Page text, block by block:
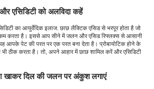
एसिडिटी को अलविदा कहें
का आयुर्वेदिक इलाज. छाछ लैक्टिक एसिड से भरपूर होता है जो
करता है। इससे आप सीने में जलन और एसिड रिफ्लक्स से आसानी
आपके पेट की परत पर एक परत बना देता है। प्रोबायोटिक होने के
ठीक करता है। तो, अपने आहार में छाछ शामिल करें और एसिडिटी
खाकर दिल की जलन पर अंकुश लगाएं